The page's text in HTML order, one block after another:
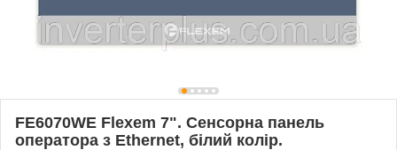
FE6070WE Flexem 7". Сенсорна панель
оператора з Ethernet, білий колір.